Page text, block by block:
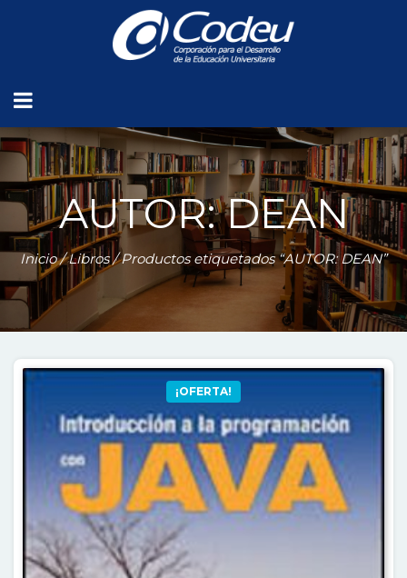
AUTOR: DEAN
Inicio/Libros/ Productos etiquetados “AUTOR: DEAN”
¡OFERTA!